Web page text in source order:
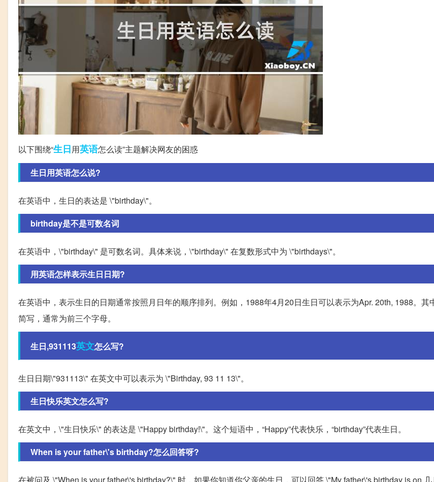
以下围绕“生日用英语怎么读”主题解决网友的困惑
生日用英语怎么说?
在英语中，生日的表达是 \"birthday\"。
birthday是不是可数名词
在英语中，\"birthday\" 是可数名词。具体来说，\"birthday\" 在复数形式中为 \"birthdays\"。
用英语怎样表示生日日期?
在英语中，表示生日的日期通常按照月日年的顺序排列。例如，1988年4月20日生日可以表示为Apr. 20th, 1988。其
简写，通常为前三个字母。
生日,931113英文怎么写?
生日日期\"931113\" 在英文中可以表示为 \"Birthday, 93 11 13\"。
生日快乐英文怎么写?
在英文中，\"生日快乐\" 的表达是 \"Happy birthday!\"。这个短语中，“Happy”代表快乐，“birthday”代表生日。
When is your father\'s birthday?怎么回答呀?
在被问及 \"When is your father\'s birthday?\" 时，如果你知道你父亲的生日，可以回答 \"My father\'s birthday is on